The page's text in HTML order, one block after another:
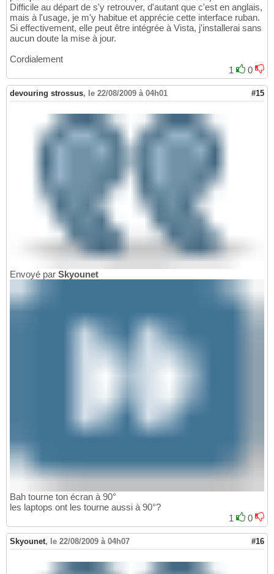
Difficile au départ de s'y retrouver, d'autant que c'est en anglais,
mais à l'usage, je m'y habitue et apprécie cette interface ruban.
Si effectivement, elle peut être intégrée à Vista, j'installerai sans
aucun doute la mise à jour.
Cordialement
1
0
devouring strossus, le 22/08/2009 à 04h01 #15
Envoyé par Skyounet
Bah tourne ton écran à 90°
les laptops ont les tourne aussi à 90°?
1
0
Skyounet, le 22/08/2009 à 04h07 #16